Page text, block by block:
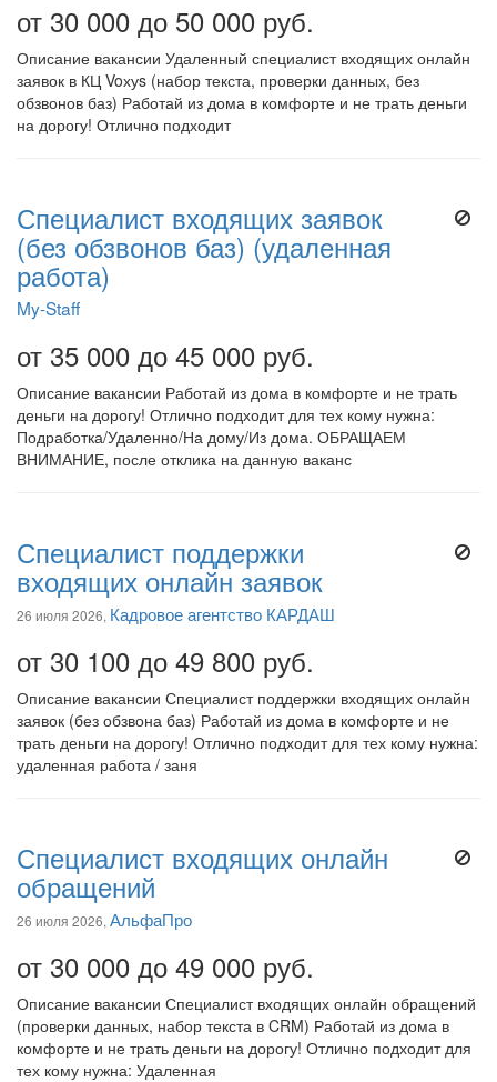
от 30 000 до 50 000 руб.
Описание вакансии Удаленный специалист входящих онлайн
заявок в КЦ Voхуs (набор текста, проверки данных, без
обзвонов баз) Работай из дома в комфорте и не трать деньги
на дорогу! Отлично подходит
Специалист входящих заявок
(без обзвонов баз) (удаленная
работа)
My-Staff
от 35 000 до 45 000 руб.
Описание вакансии Работай из дома в комфорте и не трать
деньги на дорогу! Отлично подходит для тех кому нужна:
Подработка/Удаленно/На дому/Из дома. ОБРАЩАЕМ
ВНИМАНИЕ, после отклика на данную ваканс
Специалист поддержки
входящих онлайн заявок
26 июля 2026, Кадровое агентство КАРДАШ
от 30 100 до 49 800 руб.
Описание вакансии Специалист поддержки входящих онлайн
заявок (без обзвона баз) Работай из дома в комфорте и не
трать деньги на дорогу! Отлично подходит для тех кому нужна:
удаленная работа / заня
Специалист входящих онлайн
обращений
26 июля 2026, АльфаПро
от 30 000 до 49 000 руб.
Описание вакансии Специалист входящих онлайн обращений
(проверки данных, набор текста в CRM) Работай из дома в
комфорте и не трать деньги на дорогу! Отлично подходит для
тех кому нужна: Удаленная